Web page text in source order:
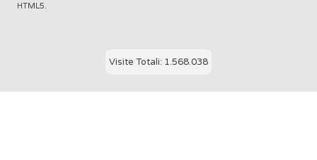
HTML5.
Visite Totali: 1.568.038